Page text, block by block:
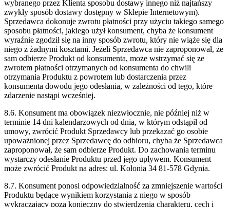
wybranego przez Klienta sposobu dostawy innego niż najtańszy
zwykły sposób dostawy dostępny w Sklepie Internetowym).
Sprzedawca dokonuje zwrotu płatności przy użyciu takiego samego
sposobu płatności, jakiego użył konsument, chyba że konsument
wyraźnie zgodził się na inny sposób zwrotu, który nie wiąże się dla
niego z żadnymi kosztami. Jeżeli Sprzedawca nie zaproponował, że
sam odbierze Produkt od konsumenta, może wstrzymać się ze
zwrotem płatności otrzymanych od konsumenta do chwili
otrzymania Produktu z powrotem lub dostarczenia przez
konsumenta dowodu jego odesłania, w zależności od tego, które
zdarzenie nastąpi wcześniej.
8.6. Konsument ma obowiązek niezwłocznie, nie później niż w
terminie 14 dni kalendarzowych od dnia, w którym odstąpił od
umowy, zwrócić Produkt Sprzedawcy lub przekazać go osobie
upoważnionej przez Sprzedawcę do odbioru, chyba że Sprzedawca
zaproponował, że sam odbierze Produkt. Do zachowania terminu
wystarczy odesłanie Produktu przed jego upływem. Konsument
może zwrócić Produkt na adres: ul. Kolonia 34 81-578 Gdynia.
8.7. Konsument ponosi odpowiedzialność za zmniejszenie wartości
Produktu będące wynikiem korzystania z niego w sposób
wykraczający poza konieczny do stwierdzenia charakteru, cech i